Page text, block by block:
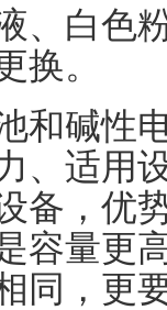
、白色
换。
和碱性
、适用
备，优
容量更
同，更